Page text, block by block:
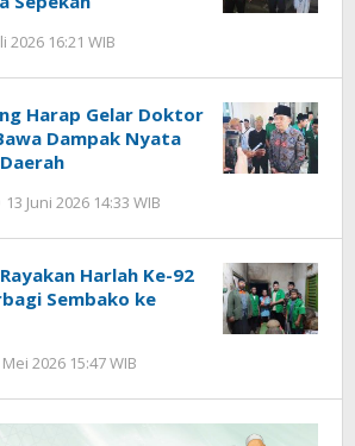
2026 16:21 WIB
Harap Gelar Doktor
Dampak Nyata
13 Juni 2026 14:33 WIB
Harlah Ke-92
Sembako ke
2026 15:47 WIB